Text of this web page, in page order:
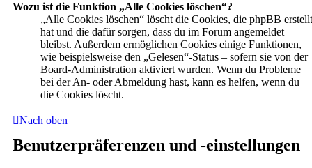
Wozu ist die Funktion „Alle Cookies löschen“?
„Alle Cookies löschen“ löscht die Cookies, die phpBB erstellt
hat und die dafür sorgen, dass du im Forum angemeldet
bleibst. Außerdem ermöglichen Cookies einige Funktionen,
wie beispielsweise den „Gelesen“-Status – sofern sie von der
Board-Administration aktiviert wurden. Wenn du Probleme
bei der An- oder Abmeldung hast, kann es helfen, wenn du
die Cookies löscht.
Nach oben
Benutzerpräferenzen und -einstellungen